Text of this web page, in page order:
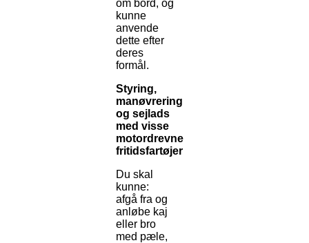
om bord, og
kunne
anvende
dette efter
deres
formål.
Styring,
manøvrering
og sejlads
med visse
motordrevne
fritidsfartøjer
Du skal
kunne:
afgå fra og
anløbe kaj
eller bro
med pæle,